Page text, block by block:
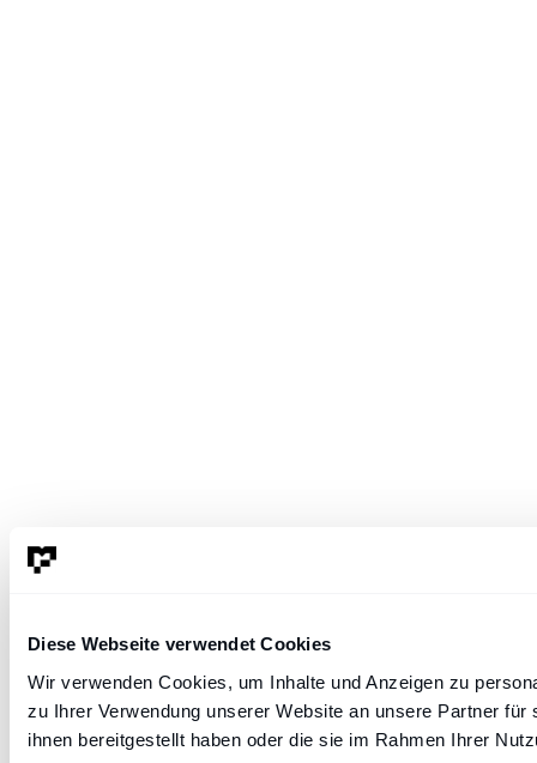
Diese Webseite verwendet Cookies
Wir verwenden Cookies, um Inhalte und Anzeigen zu
zu Ihrer Verwendung unserer Website an unsere Partner
ihnen bereitgestellt haben oder die sie im Rahmen Ihrer